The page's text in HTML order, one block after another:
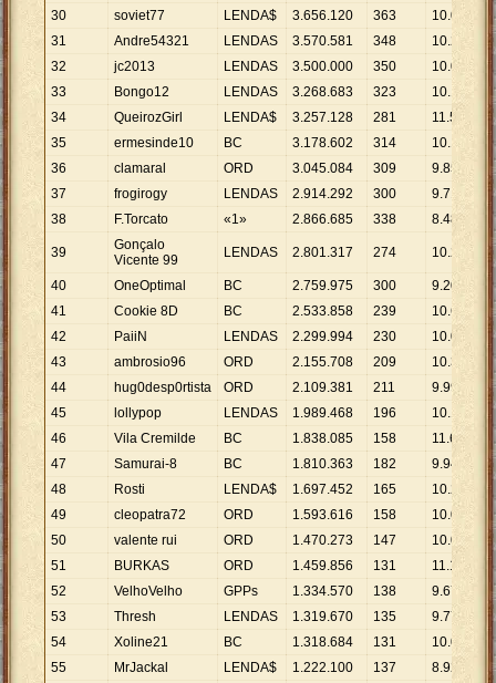
30
soviet77 LENDA$ 3.656.120 363 10.072
31
Andre54321 LENDAS 3.570.581 348 10.260
32
jc2013 LENDAS 3.500.000 350 10.000
33
Bongo12 LENDAS 3.268.683 323 10. 120
34
QueirozGirl LENDA$ 3.257.128 281 11.591
35
ermesinde10 BC 3.178.602 314 10. 123
36
clamaral ORD 3.045.084 309 9.855
37
frogirogy LENDAS 2.914.292 300 9.714
38
F.Torcato «1» 2.866.685 338 8.481
39
Gonçalo
Vicente 99
LENDAS 2.801.317 274 10.224
40 OneOptimal BC 2.759.975 300 9.200
41
Cookie 8D BC 2.533.858 239 10.602
42
PaiiN LENDAS 2.299.994 230 10.000
43
ambrosio96 ORD 2.155.708 209 10.314
44
hug0desp0rtista ORD 2.109.381 211 9.997
45
lollypop LENDAS 1.989.468 196 10. 150
46
Vila Cremilde BC 1.838.085 158 11.633
47
Samurai-8 BC 1.810.363 182 9.947
48
Rosti LENDA$ 1.697.452 165 10.288
49
cleopatra72 ORD 1.593.616 158 10.086
50
valente rui ORD 1.470.273 147 10.002
51
BURKAS ORD 1.459.856 131 11.144
52
VelhoVelho GPPs 1.334.570 138 9.671
53
Thresh LENDAS 1.319.670 135 9.775
54
Xoline21 BC 1.318.684 131 10.066
55
MrJackal LENDA$ 1.222.100 137 8.920